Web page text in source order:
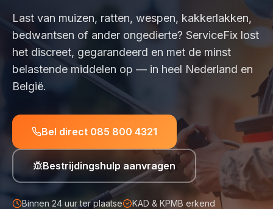
Last van muizen, ratten, wespen, kakkerlakken,
bedwantsen of ander ongedierte? ServiceFix lost
het discreet, gegarandeerd en met de minst
belastende middelen op — in heel Nederland en
België.
Bel direct 085 800 4321
Bestrijdingshulp aanvragen
Binnen 24 uur ter plaatse
KAD & KPMB erkend